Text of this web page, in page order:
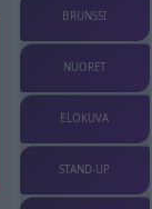
BRUNSSI
NUORET
ELOKUVA
STAND-UP